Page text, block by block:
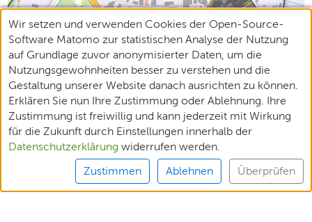
Wir setzen und verwenden Cookies der Open-Source-
Software Matomo zur statistischen Analyse der Nutzung
auf Grundlage zuvor anonymisierter Daten, um die
Nutzungsgewohnheiten besser zu verstehen und die
Gestaltung unserer Website danach ausrichten zu können.
Erklären Sie nun Ihre Zustimmung oder Ablehnung. Ihre
Zustimmung ist freiwillig und kann jederzeit mit Wirkung
für die Zukunft durch Einstellungen innerhalb der
Datenschutzerklärung widerrufen werden.
Zustimmen Ablehnen Überprüfen